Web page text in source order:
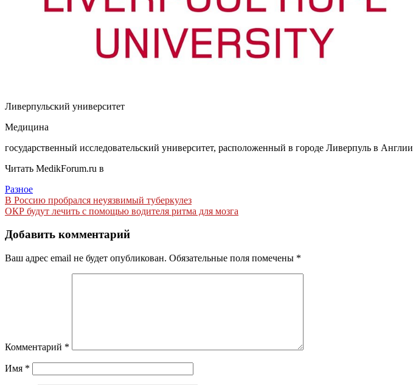
Ливерпульский университет
Медицина
государственный исследовательский университет, расположенный в городе Ливерпуль в Англии
Читать MedikForum.ru в
Разное
Навигация
по
записям
В Россию пробрался неуязвимый туберкулез
ОКР будут лечить с помощью водителя ритма для мозга
Добавить комментарий
Ваш адрес email не будет опубликован. Обязательные поля помечены *
Комментарий *
Имя *